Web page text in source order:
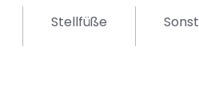
Stellfüße